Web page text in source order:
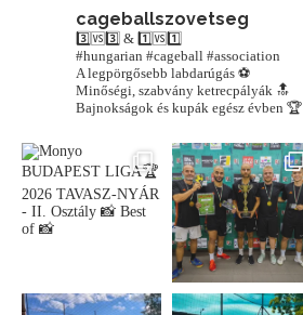
cageballszovetseg
3️⃣🆚3️⃣ & 1️⃣🆚1️⃣
#hungarian #cageball #association
A legpörgősebb labdarúgás ⚽️
Minőségi, szabvány ketrecpályák 🔝
Bajnokságok és kupák egész évben 🏆